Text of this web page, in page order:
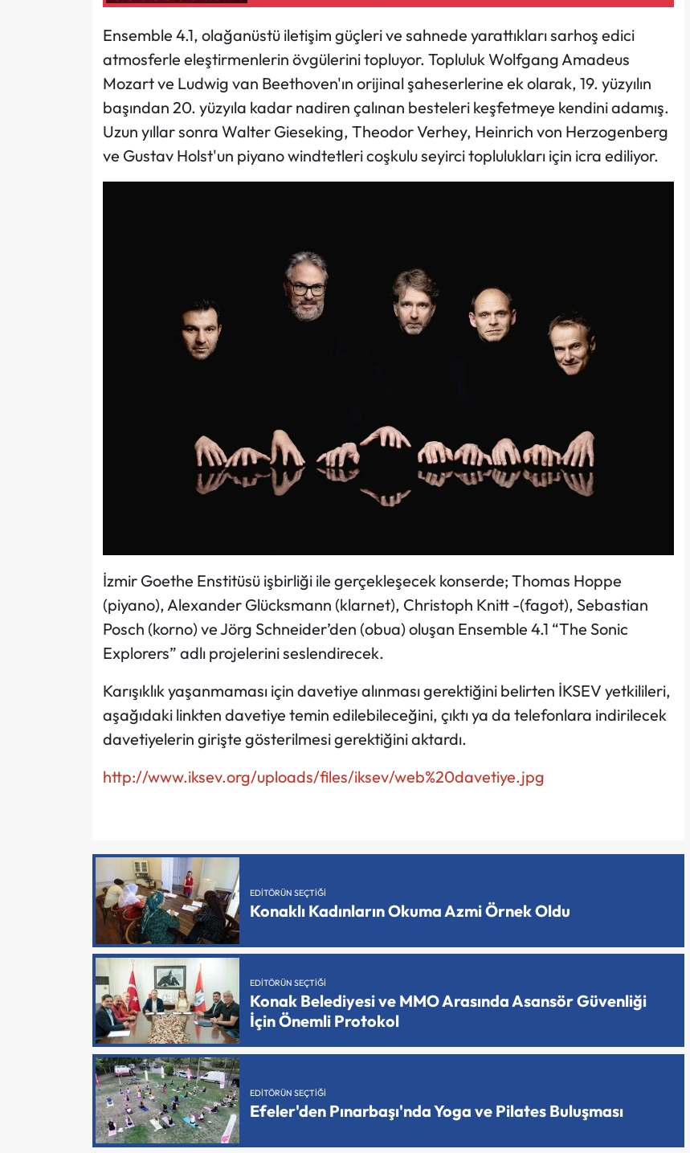
Ensemble 4.1, olağanüstü iletişim güçleri ve sahnede yarattıkları sarhoş edici
atmosferle eleştirmenlerin övgülerini topluyor. Topluluk Wolfgang Amadeus
Mozart ve Ludwig van Beethoven'ın orijinal şaheserlerine ek olarak, 19. yüzyılın
başından 20. yüzyıla kadar nadiren çalınan besteleri keşfetmeye kendini adamış.
Uzun yıllar sonra Walter Gieseking, Theodor Verhey, Heinrich von Herzogenberg
ve Gustav Holst'un piyano windtetleri coşkulu seyirci toplulukları için icra ediliyor.
İzmir Goethe Enstitüsü işbirliği ile gerçekleşecek konserde; Thomas Hoppe
(piyano), Alexander Glücksmann (klarnet), Christoph Knitt -(fagot), Sebastian
Posch (korno) ve Jörg Schneider’den (obua) oluşan Ensemble 4.1 “The Sonic
Explorers” adlı projelerini seslendirecek.
Karışıklık yaşanmaması için davetiye alınması gerektiğini belirten İKSEV yetkilileri,
aşağıdaki linkten davetiye temin edilebileceğini, çıktı ya da telefonlara indirilecek
davetiyelerin girişte gösterilmesi gerektiğini aktardı.
http://www.iksev.org/uploads/files/iksev/web%20davetiye.jpg
EDITÖRÜN SEÇTIĞI
Konaklı Kadınların Okuma Azmi Örnek Oldu
EDITÖRÜN SEÇTIĞI
Konak Belediyesi ve MMO Arasında Asansör Güvenliği
İçin Önemli Protokol
EDITÖRÜN SEÇTIĞI
Efeler'den Pınarbaşı'nda Yoga ve Pilates Buluşması